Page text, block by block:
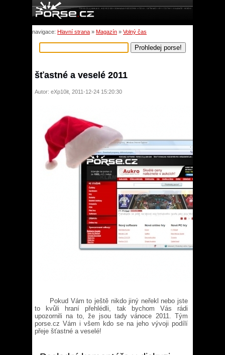
navigace: Hlavní strana » Magazín » Volný čas
šťastné a veselé 2011
Autor: eXp10it, 2011-12-24 15:20:30
Pokud Vám to ještě nikdo jiný neřekl nebo jste
to kvůli hraní přehlédli, tak bychom Vás rádi
upozornili na to, že jsou tady vánoce 2011. Tým
porse.cz Vám i všem kdo se na jeho vývoji podílí
přeje šťastné a veselé!